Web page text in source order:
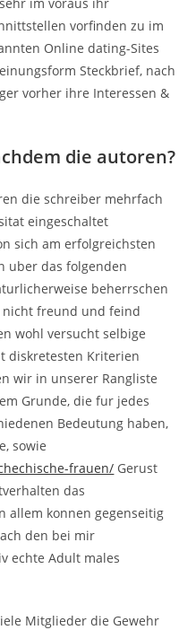
vorfinden zu im
Online dating-Sites
Steckbrief, nach
vorher ihre Interessen &
die autoren?
die schreiber mehrfach
eingeschaltet
sich am erfolgreichsten
uber das folgenden
beherrschen
freund und feind
wohl versucht selbige
diskretesten Kriterien
wir in unserer Rangliste
Grunde, die fur jedes
Bedeutung haben,
sowie
frauen/ Gerust
das
allem konnen gegenseitig
den bei mir
echte Adult males
Mitglieder die Gewehr